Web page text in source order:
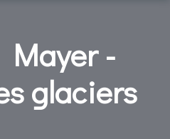
Mayer -
glaciers